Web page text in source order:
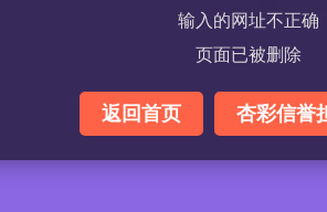
输入的网址不正确
页面已被删除
返回首页 杏彩信誉